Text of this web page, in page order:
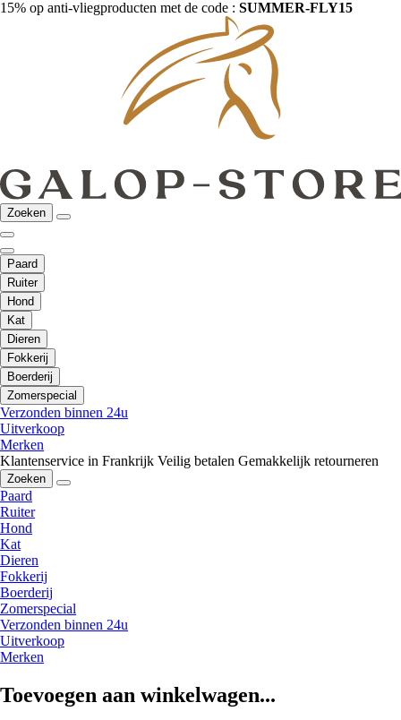
15% op anti-vliegproducten met de code : SUMMER-FLY15
Zoeken
Paard
Ruiter
Hond
Kat
Dieren
Fokkerij
Boerderij
Zomerspecial
Verzonden binnen 24u
Uitverkoop
Merken
Klantenservice in Frankrijk Veilig betalen Gemakkelijk retourneren
Zoeken
Paard
Ruiter
Hond
Kat
Dieren
Fokkerij
Boerderij
Zomerspecial
Verzonden binnen 24u
Uitverkoop
Merken
Toevoegen aan winkelwagen...